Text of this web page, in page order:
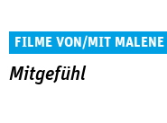
FILME VON/MIT MALENE
Mitgefühl